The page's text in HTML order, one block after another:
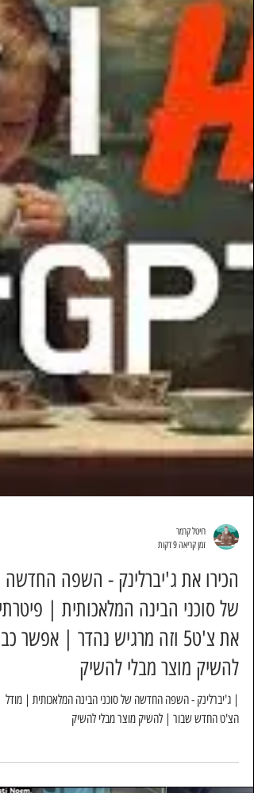
רווחית לקרנות וסטרטאפים
רויטל קרמר